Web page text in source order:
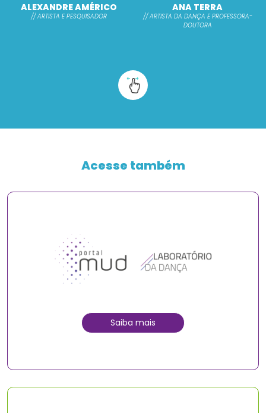
ALEXANDRE AMÉRICO
// ARTISTA E PESQUISADOR
ANA TERRA
// ARTISTA DA DANÇA E PROFESSORA-
DOUTORA
Acesse também
Saiba mais